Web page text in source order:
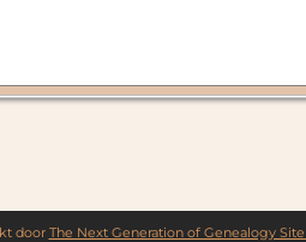
door The Next Generation of Genealogy